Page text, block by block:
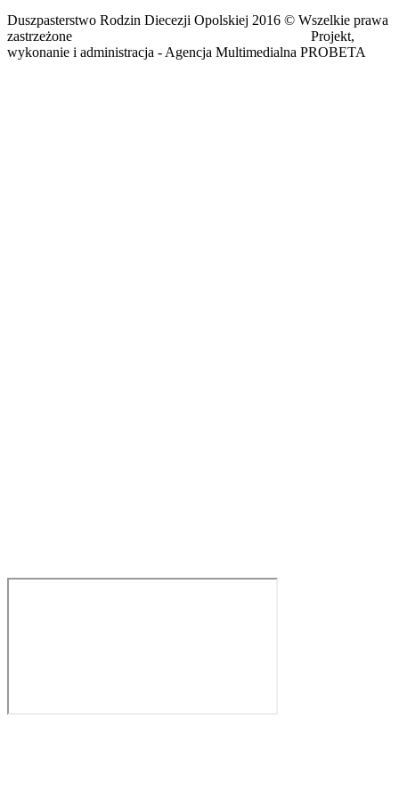
Duszpasterstwo Rodzin Diecezji Opolskiej 2016 © Wszelkie prawa
zastrzeżone Projekt,
wykonanie i administracja - Agencja Multimedialna PROBETA